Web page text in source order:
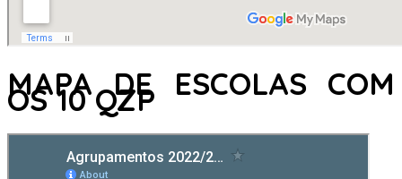
MAPA DE ESCOLAS COM
OS 10 QZP